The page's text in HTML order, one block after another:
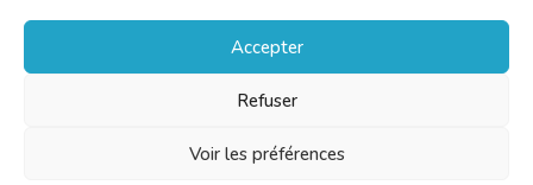
Accepter
Refuser
Voir les préférences